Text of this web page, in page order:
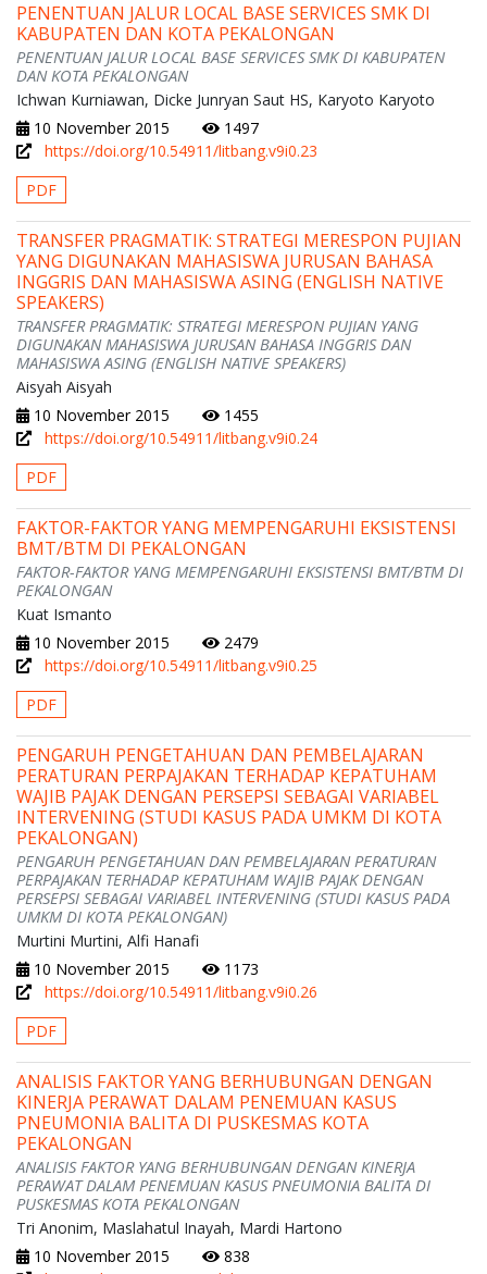
PENENTUAN JALUR LOCAL BASE SERVICES SMK DI
KABUPATEN DAN KOTA PEKALONGAN
PENENTUAN JALUR LOCAL BASE SERVICES SMK DI KABUPATEN
DAN KOTA PEKALONGAN
Ichwan Kurniawan, Dicke Junryan Saut HS, Karyoto Karyoto
10 November 2015
1497
https://doi.org/10.54911/litbang.v9i0.23
PDF
TRANSFER PRAGMATIK: STRATEGI MERESPON PUJIAN
YANG DIGUNAKAN MAHASISWA JURUSAN BAHASA
INGGRIS DAN MAHASISWA ASING (ENGLISH NATIVE
SPEAKERS)
TRANSFER PRAGMATIK: STRATEGI MERESPON PUJIAN YANG
DIGUNAKAN MAHASISWA JURUSAN BAHASA INGGRIS DAN
MAHASISWA ASING (ENGLISH NATIVE SPEAKERS)
Aisyah Aisyah
10 November 2015
1455
https://doi.org/10.54911/litbang.v9i0.24
PDF
FAKTOR-FAKTOR YANG MEMPENGARUHI EKSISTENSI
BMT/BTM DI PEKALONGAN
FAKTOR-FAKTOR YANG MEMPENGARUHI EKSISTENSI BMT/BTM DI
PEKALONGAN
Kuat Ismanto
10 November 2015
2479
https://doi.org/10.54911/litbang.v9i0.25
PDF
PENGARUH PENGETAHUAN DAN PEMBELAJARAN
PERATURAN PERPAJAKAN TERHADAP KEPATUHAM
WAJIB PAJAK DENGAN PERSEPSI SEBAGAI VARIABEL
INTERVENING (STUDI KASUS PADA UMKM DI KOTA
PEKALONGAN)
PENGARUH PENGETAHUAN DAN PEMBELAJARAN PERATURAN
PERPAJAKAN TERHADAP KEPATUHAM WAJIB PAJAK DENGAN
PERSEPSI SEBAGAI VARIABEL INTERVENING (STUDI KASUS PADA
UMKM DI KOTA PEKALONGAN)
Murtini Murtini, Alfi Hanafi
10 November 2015
1173
https://doi.org/10.54911/litbang.v9i0.26
PDF
ANALISIS FAKTOR YANG BERHUBUNGAN DENGAN
KINERJA PERAWAT DALAM PENEMUAN KASUS
PNEUMONIA BALITA DI PUSKESMAS KOTA
PEKALONGAN
ANALISIS FAKTOR YANG BERHUBUNGAN DENGAN KINERJA
PERAWAT DALAM PENEMUAN KASUS PNEUMONIA BALITA DI
PUSKESMAS KOTA PEKALONGAN
Tri Anonim, Maslahatul Inayah, Mardi Hartono
10 November 2015
838